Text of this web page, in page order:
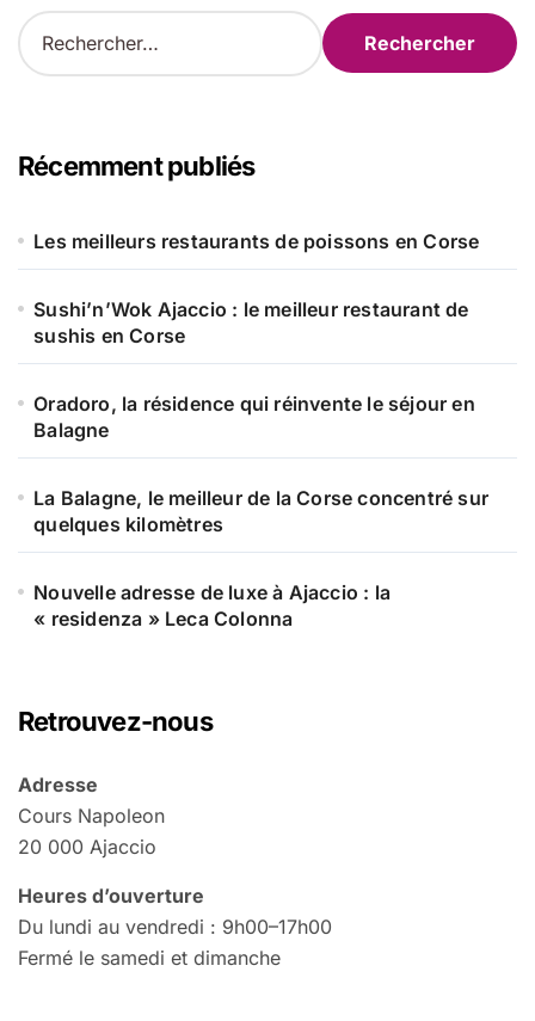
R
e
r
c
e
:
Récemment publiés
Les meilleurs restaurants de poissons en Corse
Sushi’n’Wok Ajaccio : le meilleur restaurant de
sushis en Corse
Oradoro, la résidence qui réinvente le séjour en
Balagne
La Balagne, le meilleur de la Corse concentré sur
quelques kilomètres
Nouvelle adresse de luxe à Ajaccio : la
« residenza » Leca Colonna
Retrouvez-nous
Adresse
Cours Napoleon
20 000 Ajaccio
Heures d’ouverture
Du lundi au vendredi : 9h00–17h00
Fermé le samedi et dimanche